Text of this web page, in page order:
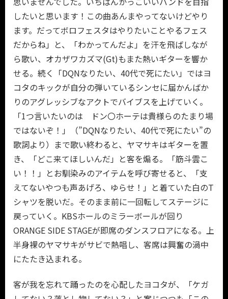
したいと思います！この曲あんまやってないけどやり
ます。だってボロフェスタはやりたいことやるフェス
だからね」と、「わかってんだよ」を汗を飛ばしなが
ら歌い、オカザワカズマ(Gt)もまた熱いギターを響か
せる。続く「DQNなりたい、40代で死にたい」ではヨ
コタのキックが自分の弾いているシンセに届かんばか
りのアグレッシブなアクトでバイブスを上げていく。
「1つ言いたいのは ドン〇ホーテは貴様らのたまり場
ではないぞ！」（”DQNなりたい、40代で死にたい”の
歌詞より）まで歌い終わると、ヤマサキはギターを置
き、「どこ来てほしいんだ」と客を煽る。「筋斗雲こ
い！！」とお馴染みのアイテムを呼び寄せると、「支
えてないやつも声あげろ、ゆらせ！」と着ていた白のT
シャツを脱いだ。そのまま前に一回転してステージに
戻っていく。KBSホールのミラーボールが回り
ORANGE SIDE STAGEが即席のダンスフロアになる。上
半身裸のヤマサキがサビで熱唱し、客席は興奮の渦中
にたたき込まれる。
客が我を忘れて踊ったのを心配したヨコタが、「ケガ